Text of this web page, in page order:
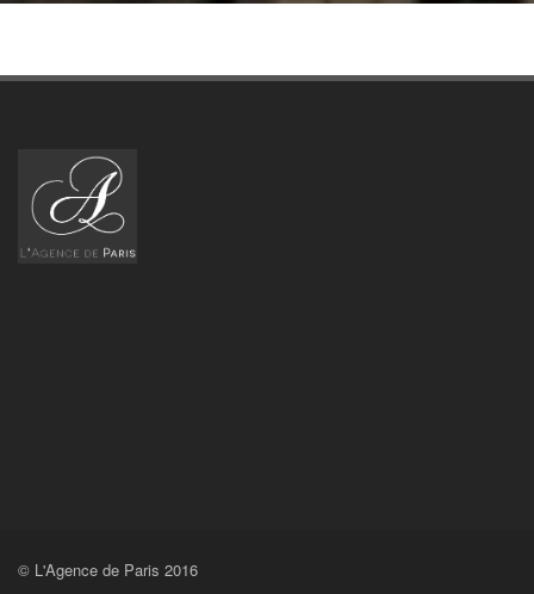
© L'Agence de Paris 2016